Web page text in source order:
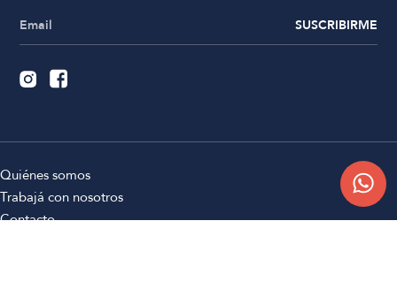
SUSCRIBIRME
Quiénes somos
Trabajá con nosotros
Contacto